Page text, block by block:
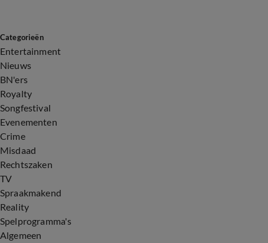
Categorieën
Entertainment
Nieuws
BN'ers
Royalty
Songfestival
Evenementen
Crime
Misdaad
Rechtszaken
TV
Spraakmakend
Reality
Spelprogramma's
Algemeen